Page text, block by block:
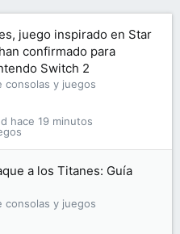
juego inspirado en Star
confirmado para
Switch 2
consolas y juegos
hace 19 minutos
a los Titanes: Guía
consolas y juegos